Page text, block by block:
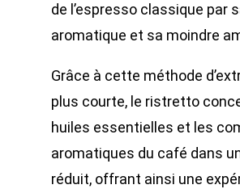
de l’espresso classique par
aromatique et sa moindre
Grâce à cette méthode
plus courte, le ristretto
huiles essentielles et les
aromatiques du café dans
réduit, offrant ainsi une